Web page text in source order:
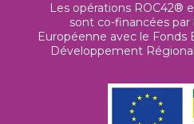
Les opérations ROC42®
sont co-financées par
Européenne avec le Fonds
Développement